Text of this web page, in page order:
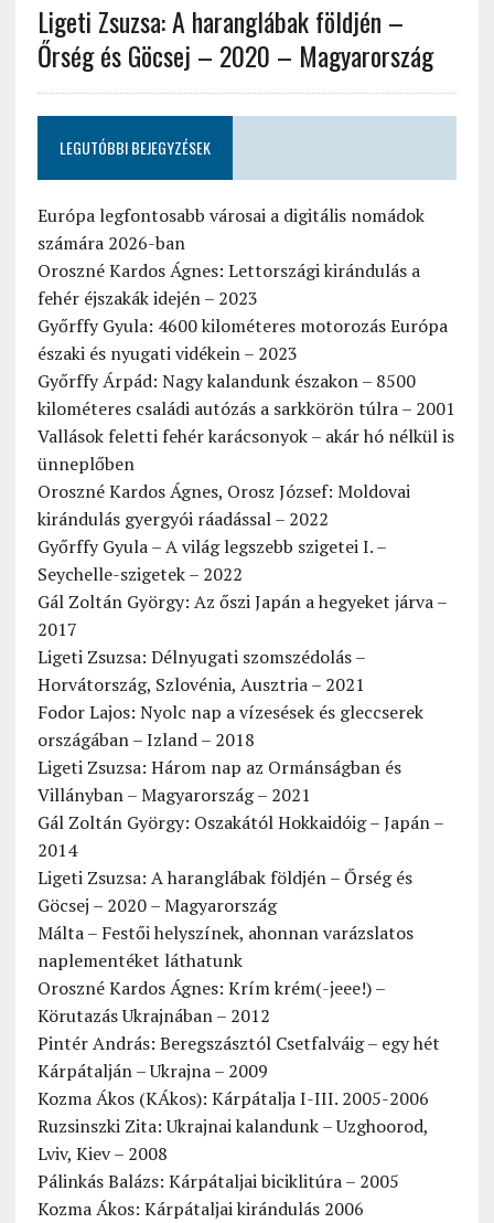
Ligeti Zsuzsa: A haranglábak földjén –
Őrség és Göcsej – 2020 – Magyarország
LEGUTÓBBI BEJEGYZÉSEK
Európa legfontosabb városai a digitális nomádok
számára 2026-ban
Oroszné Kardos Ágnes: Lettországi kirándulás a
fehér éjszakák idején – 2023
Győrffy Gyula: 4600 kilométeres motorozás Európa
északi és nyugati vidékein – 2023
Győrffy Árpád: Nagy kalandunk északon – 8500
kilométeres családi autózás a sarkkörön túlra – 2001
Vallások feletti fehér karácsonyok – akár hó nélkül is
ünneplőben
Oroszné Kardos Ágnes, Orosz József: Moldovai
kirándulás gyergyói ráadással – 2022
Győrffy Gyula – A világ legszebb szigetei I. –
Seychelle-szigetek – 2022
Gál Zoltán György: Az őszi Japán a hegyeket járva –
2017
Ligeti Zsuzsa: Délnyugati szomszédolás –
Horvátország, Szlovénia, Ausztria – 2021
Fodor Lajos: Nyolc nap a vízesések és gleccserek
országában – Izland – 2018
Ligeti Zsuzsa: Három nap az Ormánságban és
Villányban – Magyarország – 2021
Gál Zoltán György: Oszakától Hokkaidóig – Japán –
2014
Ligeti Zsuzsa: A haranglábak földjén – Őrség és
Göcsej – 2020 – Magyarország
Málta – Festői helyszínek, ahonnan varázslatos
naplementéket láthatunk
Oroszné Kardos Ágnes: Krím krém(-jeee!) –
Körutazás Ukrajnában – 2012
Pintér András: Beregszásztól Csetfalváig – egy hét
Kárpátalján – Ukrajna – 2009
Kozma Ákos (KÁkos): Kárpátalja I-III. 2005-2006
Ruzsinszki Zita: Ukrajnai kalandunk – Uzghoorod,
Lviv, Kiev – 2008
Pálinkás Balázs: Kárpátaljai biciklitúra – 2005
Kozma Ákos: Kárpátaljai kirándulás 2006